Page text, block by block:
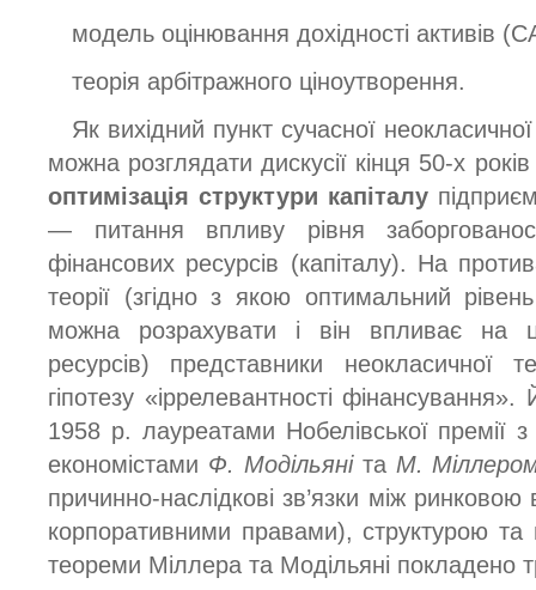
модель оцінювання дохідності активів
теорія арбітражного ціноутворення.
Як вихідний пункт сучасної
можна розглядати дискусії кінця 50-х
оптимізація структури капіталу
— питання впливу рівня
фінансових ресурсів (капіталу). На
теорії (згідно з якою оптимальний
можна розрахувати і він впливає на
ресурсів) представники неокласичної
гіпотезу «іррелевантності
1958 р. лауреатами Нобелівської премії
економістами Ф. Модільяні таМ.
причинно-наслідкові зв’язки між
корпоративними правами), структурою та
теореми Міллера та Модільяні покладено